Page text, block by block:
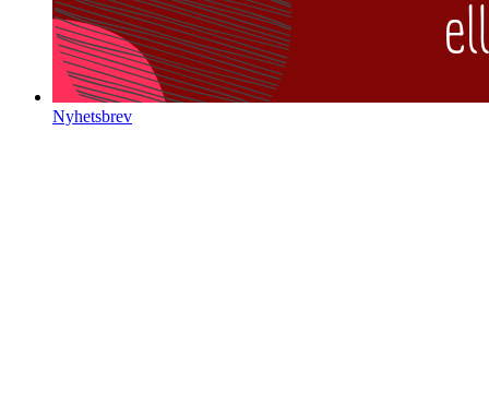
Nyhetsbrev